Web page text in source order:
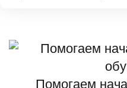
«Avenue»: менеджером,
экономистом. Если Вы
домашние задания — мы
подготовить Вас к
Помогаем